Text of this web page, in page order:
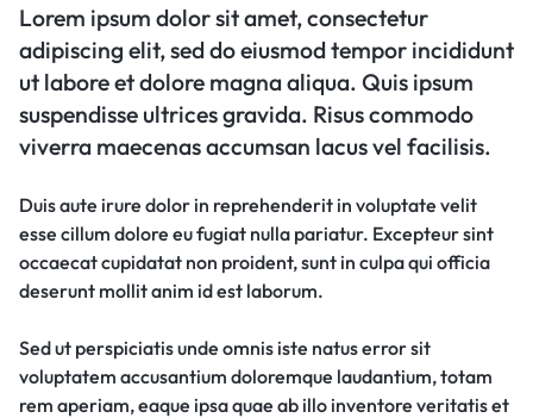
Lorem ipsum dolor sit amet, consectetur
adipiscing elit, sed do eiusmod tempor incididunt
ut labore et dolore magna aliqua. Quis ipsum
suspendisse ultrices gravida. Risus commodo
viverra maecenas accumsan lacus vel facilisis.
Duis aute irure dolor in reprehenderit in voluptate velit
esse cillum dolore eu fugiat nulla pariatur. Excepteur sint
occaecat cupidatat non proident, sunt in culpa qui officia
deserunt mollit anim id est laborum.
Sed ut perspiciatis unde omnis iste natus error sit
voluptatem accusantium doloremque laudantium, totam
rem aperiam, eaque ipsa quae ab illo inventore veritatis et